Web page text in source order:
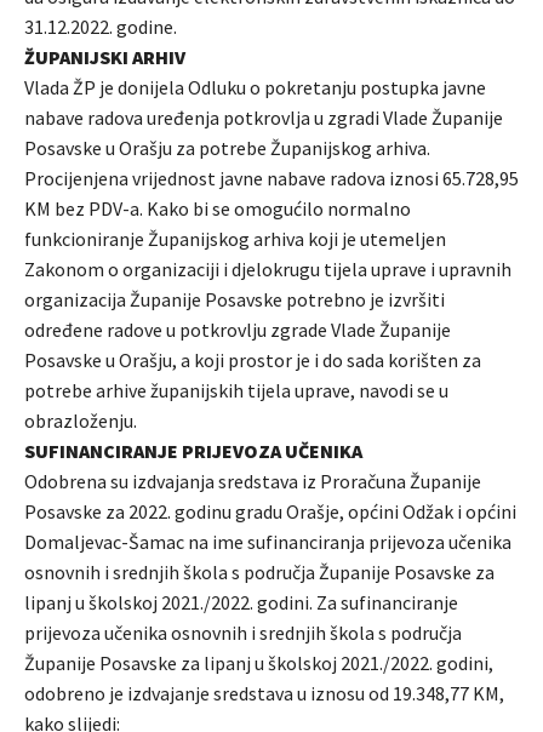
31.12.2022. godine.
ŽUPANIJSKI ARHIV
Vlada ŽP je donijela Odluku o pokretanju postupka javne
nabave radova uređenja potkrovlja u zgradi Vlade Županije
Posavske u Orašju za potrebe Županijskog arhiva.
Procijenjena vrijednost javne nabave radova iznosi 65.728,95
KM bez PDV-a. Kako bi se omogućilo normalno
funkcioniranje Županijskog arhiva koji je utemeljen
Zakonom o organizaciji i djelokrugu tijela uprave i upravnih
organizacija Županije Posavske potrebno je izvršiti
određene radove u potkrovlju zgrade Vlade Županije
Posavske u Orašju, a koji prostor je i do sada korišten za
potrebe arhive županijskih tijela uprave, navodi se u
obrazloženju.
SUFINANCIRANJE PRIJEVOZA UČENIKA
Odobrena su izdvajanja sredstava iz Proračuna Županije
Posavske za 2022. godinu gradu Orašje, općini Odžak i općini
Domaljevac-Šamac na ime sufinanciranja prijevoza učenika
osnovnih i srednjih škola s područja Županije Posavske za
lipanj u školskoj 2021./2022. godini. Za sufinanciranje
prijevoza učenika osnovnih i srednjih škola s područja
Županije Posavske za lipanj u školskoj 2021./2022. godini,
odobreno je izdvajanje sredstava u iznosu od 19.348,77 KM,
kako slijedi: